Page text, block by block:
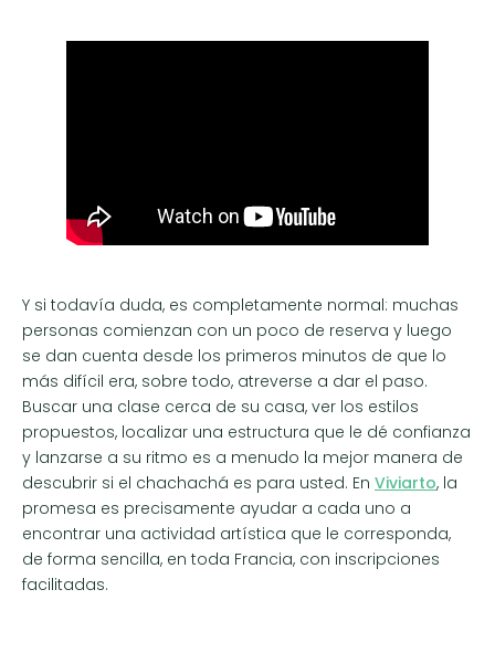
Y si todavía duda, es completamente normal: muchas
personas comienzan con un poco de reserva y luego
se dan cuenta desde los primeros minutos de que lo
más difícil era, sobre todo, atreverse a dar el paso.
Buscar una clase cerca de su casa, ver los estilos
propuestos, localizar una estructura que le dé confianza
y lanzarse a su ritmo es a menudo la mejor manera de
descubrir si el chachachá es para usted. En Viviarto, la
promesa es precisamente ayudar a cada uno a
encontrar una actividad artística que le corresponda,
de forma sencilla, en toda Francia, con inscripciones
facilitadas.